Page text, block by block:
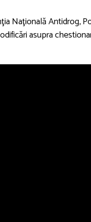
Naţională Antidrog,
asupra